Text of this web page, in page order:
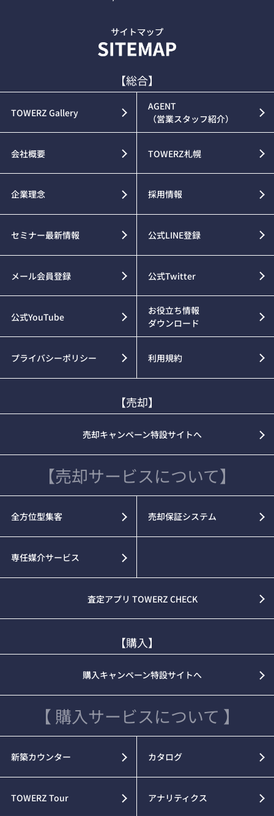
【総合】
TOWERZ Gallery
AGENT
（営業スタッフ紹介）
会社概要 TOWERZ札幌
企業理念 採用情報
セミナー最新情報 公式LINE登録
メール会員登録 公式Twitter
公式YouTube
お役立ち情報
ダウンロード
プライバシーポリシー 利用規約
【売却】
売却キャンペーン特設サイトへ
【売却サービスについて】
全方位型集客 売却保証システム
専任媒介サービス
査定アプリ TOWERZ CHECK
【購入】
購入キャンペーン特設サイトへ
【 購入サービスについて 】
新築カウンター カタログ
TOWERZ Tour アナリティクス